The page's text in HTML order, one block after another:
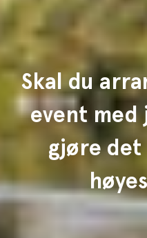
Skal du
event med
gjøre det